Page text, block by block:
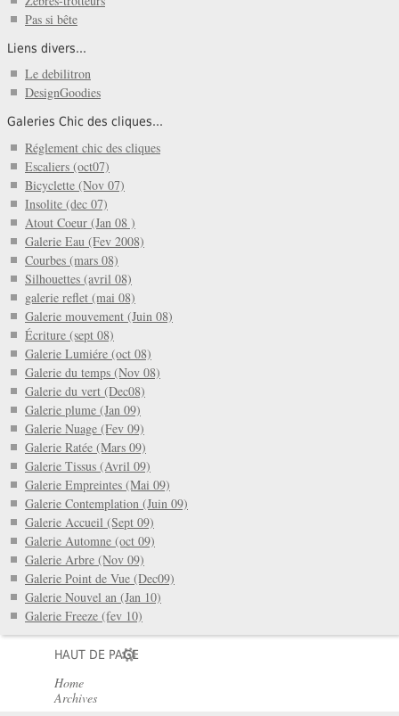
Pas si bête
Liens divers...
Le debilitron
DesignGoodies
Galeries Chic des cliques...
Réglement chic des cliques
Escaliers (oct07)
Bicyclette (Nov 07)
Insolite (dec 07)
Atout Coeur (Jan 08 )
Galerie Eau (Fev 2008)
Courbes (mars 08)
Silhouettes (avril 08)
galerie reflet (mai 08)
Galerie mouvement (Juin 08)
Écriture (sept 08)
Galerie Lumiére (oct 08)
Galerie du temps (Nov 08)
Galerie du vert (Dec08)
Galerie plume (Jan 09)
Galerie Nuage (Fev 09)
Galerie Ratée (Mars 09)
Galerie Tissus (Avril 09)
Galerie Empreintes (Mai 09)
Galerie Contemplation (Juin 09)
Galerie Accueil (Sept 09)
Galerie Automne (oct 09)
Galerie Arbre (Nov 09)
Galerie Point de Vue (Dec09)
Galerie Nouvel an (Jan 10)
Galerie Freeze (fev 10)
HAUT DE PAGE
Home
Archives